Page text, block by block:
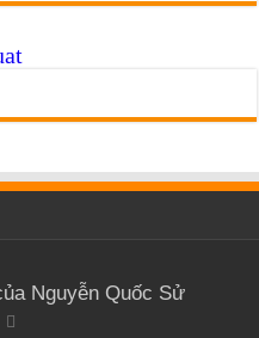
Nguyễn Quốc Sử